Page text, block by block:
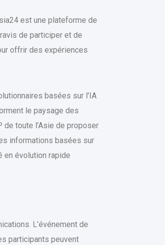
est une plateforme de
de participer et de
offrir des expériences
basées sur l’IA
le paysage des
de toute l’Asie de proposer
informations basées sur
en évolution rapide
L’événement de
participants peuvent